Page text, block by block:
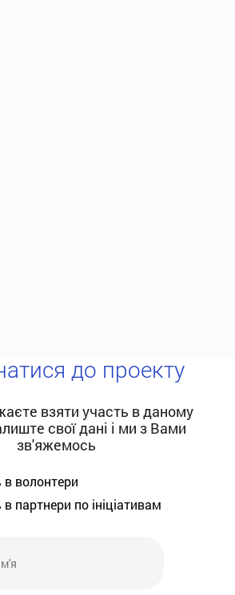
до проекту
взяти участь в даному
свої данi i ми з Вами
зв'яжeмось
волонтери
в партнери по iнiцiативам